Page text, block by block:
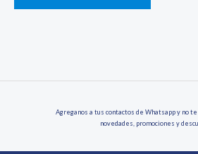
Agreganos a tus contactos de Whatsapp y no
novedades, promociones y